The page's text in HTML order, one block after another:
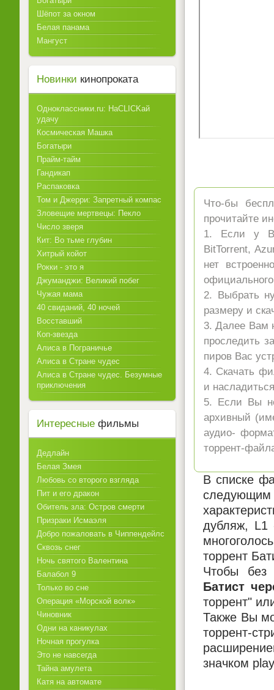
Что-бы
прочитайте
1. Если у
BitTorrent,
нет
2. Выбрать
размеру и
3. Далее Вам
проследить
пиров Вас
4. Скачать
и
5. Если Вы
архивный
аудио-
торрент-
В списке
дубляж, L1
торрент
Чтобы без
Батист
торрент"
Также Вы
торрент-
значком
Шёпот за окном
Белая панама
Мангуст
Новинки кинопроката
Одноклассники.ru: НаCLICKай
удачу
Космическая Машка
Богатыри
Прайм-тайм
Гандикап
Распаковка
Том и Джерри: Запретный компас
Зловещие мертвецы: Пекло
Число зверя
Кит: Во тьме глубин
Хитрый койот
Рокки - это я
Джуманджи: Великий побег
Чужая мама
40 свиданий, 40 ночей
Восставший
Коп-звезда
Алиса в Пограничье
Алиса в Стране чудес
Алиса в Стране чудес. Безумные
приключения
Интересные фильмы
Дедлайн
Белая Змея
Любовь со второго взгляда
Пит и его дракон
Обитель зла: Остров смерти
Призраки Исмаэля
Добро пожаловать в Чиппендейлс
Сквозь снег
Ночь святого Валентина
Балабол 9
Только во сне
Операция «Морской волк»
Чиновник
Одни на каникулах
Ночная прогулка
Это не навсегда
Тайна амулета
Катя на автомате